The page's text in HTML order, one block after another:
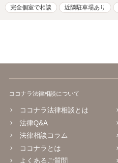
完全個室で相談 近隣駐車場あり
ココナラ法律相談について
ココナラ法律相談とは
法律Q&A
法律相談コラム
ココナラとは
よくあるご質問